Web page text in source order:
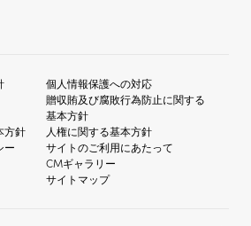
個人情報保護への対応
贈収賄及び腐敗行為防止に関する
基本方針
方針
人権に関する基本方針
ー
サイトのご利用にあたって
CMギャラリー
サイトマップ